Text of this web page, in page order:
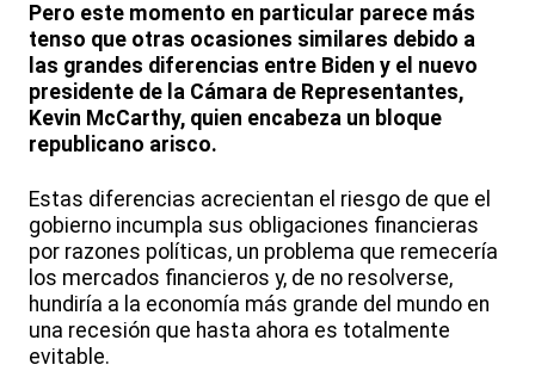
Pero este momento en particular parece más
tenso que otras ocasiones similares debido a
las grandes diferencias entre Biden y el nuevo
presidente de la Cámara de Representantes,
Kevin McCarthy, quien encabeza un bloque
republicano arisco.
Estas diferencias acrecientan el riesgo de que el
gobierno incumpla sus obligaciones financieras
por razones políticas, un problema que remecería
los mercados financieros y, de no resolverse,
hundiría a la economía más grande del mundo en
una recesión que hasta ahora es totalmente
evitable.